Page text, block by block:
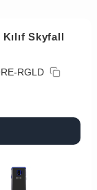
Skyfall
RGLD